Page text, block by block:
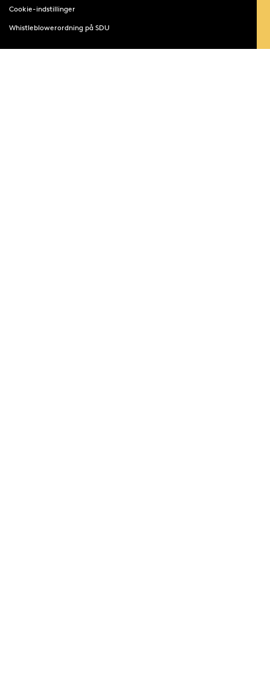
Cookie-indstillinger
Whistleblowerordning på SDU